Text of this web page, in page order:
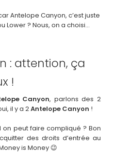
Antelope Canyon, c’est juste
Lower ? Nous, on a choisi…
: attention, ça
!
Canyon, parlons des 2
il y a 2Antelope Canyon !
peut faire compliqué ? Bon
des droits d’entrée au
is Money 😉